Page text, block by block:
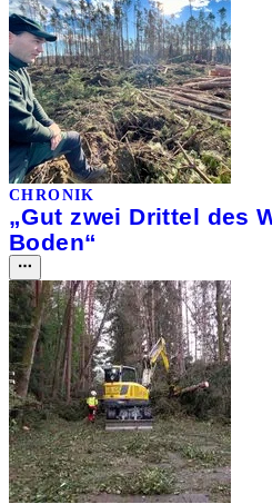
CHRONIK
„Gut zwei Drittel des
Boden“